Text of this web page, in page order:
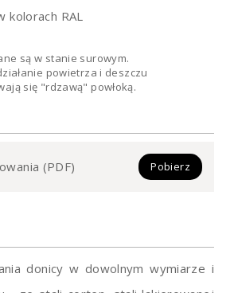
kolorach RAL
są w stanie surowym.
powietrza i deszczu
się "rdzawą" powłoką.
(PDF) Pobierz
donicy w dowolnym wymiarze i